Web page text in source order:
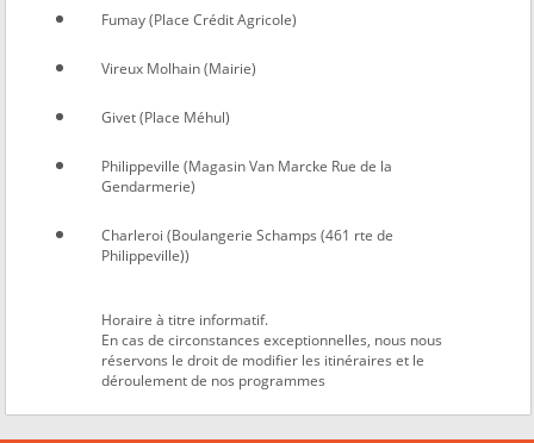
Fumay (Place Crédit Agricole)
Vireux Molhain (Mairie)
Givet (Place Méhul)
Philippeville (Magasin Van Marcke Rue de la
Gendarmerie)
Charleroi (Boulangerie Schamps (461 rte de
Philippeville))
Horaire à titre informatif.
En cas de circonstances exceptionnelles, nous nous
réservons le droit de modifier les itinéraires et le
déroulement de nos programmes